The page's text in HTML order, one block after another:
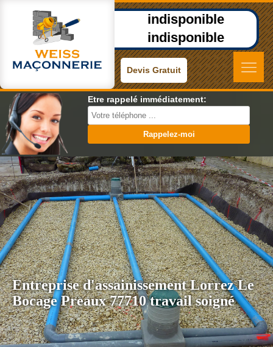
indisponible
indisponible
Devis Gratuit
Etre rappelé immédiatement:
Entreprise d'assainissement Lorrez Le
Bocage Preaux 77710 travail soigné